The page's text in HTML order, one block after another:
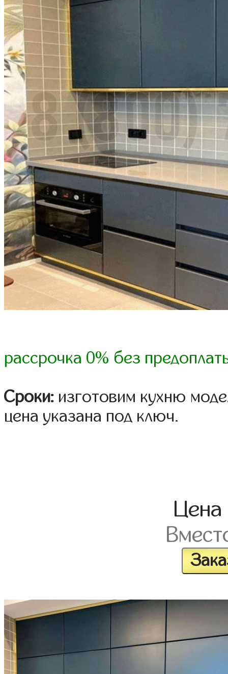
рассрочка 0% без
Сроки: изготовим кухню
цена указана под ключ.
Цена